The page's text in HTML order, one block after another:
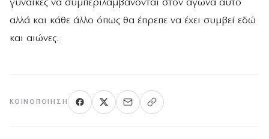
γυναίκες να συμπεριλαμβάνονται στον αγώνα αυτό
αλλά και κάθε άλλο όπως θα έπρεπε να έχει συμβεί εδώ
και αιώνες.
ΚΟΙΝΟΠΟΊΗΣΗ